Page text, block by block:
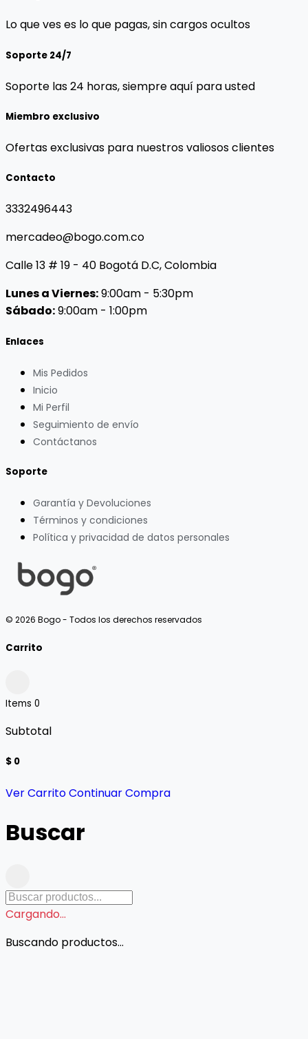
Lo que ves es lo que pagas, sin cargos ocultos
Soporte 24/7
Soporte las 24 horas, siempre aquí para usted
Miembro exclusivo
Ofertas exclusivas para nuestros valiosos clientes
Contacto
3332496443
mercadeo@bogo.com.co
Calle 13 # 19 - 40 Bogotá D.C, Colombia
Lunes a Viernes:9:00am - 5:30pm
Sábado:9:00am - 1:00pm
Enlaces
Mis Pedidos
Inicio
Mi Perfil
Seguimiento de envío
Contáctanos
Soporte
Garantía y Devoluciones
Términos y condiciones
Política y privacidad de datos personales
© 2026 Bogo - Todos los derechos reservados
Carrito
Items 0
Subtotal
$ 0
Ver CarritoContinuar Compra
Buscar
Cargando...
Buscando productos...